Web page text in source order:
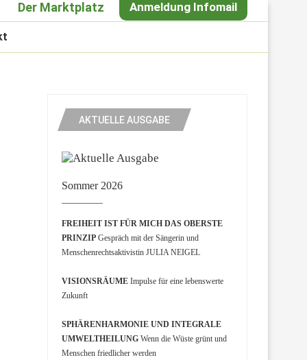
Der Marktplatz Anmeldung Infomail
AKTUELLE AUSGABE
Sommer 2026
FREIHEIT IST FÜR MICH DAS OBERSTE
PRINZIPGespräch mit der Sängerin und
Menschenrechtsaktivistin JULIA NEIGEL
VISIONSRÄUMEImpulse für eine lebenswerte
Zukunft
SPHÄRENHARMONIE UND INTEGRALE
UMWELTHEILUNGWenn die Wüste grünt und
Menschen friedlicher werden